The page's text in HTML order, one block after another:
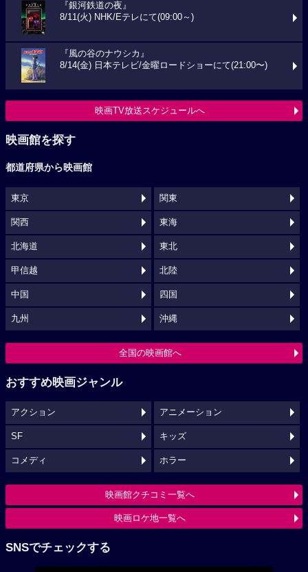
『銀河鉄道の夜』
8/11(火) NHK/Eテレにて(09:00～)
『風の谷のナウシカ』
8/14(金) 日本テレビ/金曜ロードショーにて(21:00〜)
映画TV放送スケジュールへ
映画館を探す
都道府県から映画館
東京 関東
関西 東海
北海道 東北
甲信越 北陸
中国 四国
九州 沖縄
全国の映画館へ
おすすめ映画ジャンル
アクション アニメーション
SF キッズ
コメディ ホラー
映画館クチコミ一覧へ
映画ロケ地一覧へ
SNSでチェックする